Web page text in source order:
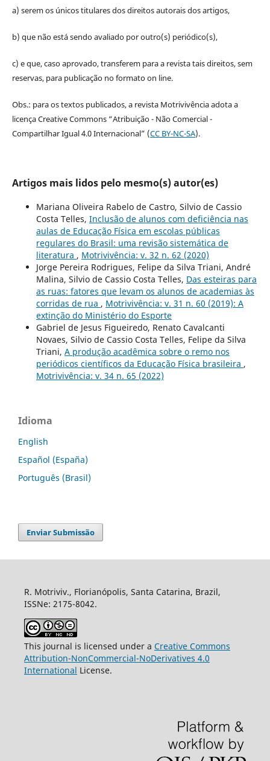
a) serem os únicos titulares dos direitos autorais dos artigos,
b) que não está sendo avaliado por outro(s) periódico(s),
c) e que, caso aprovado, transferem para a revista tais direitos, sem
reservas, para publicação no formato on line.
Obs.: para os textos publicados, a revista Motrivivência adota a
licença Creative Commons “Atribuição - Não Comercial -
Compartilhar Igual 4.0 Internacional” (CC BY-NC-SA).
Artigos mais lidos pelo mesmo(s) autor(es)
Mariana Oliveira Rabelo de Castro, Silvio de Cassio
Costa Telles, Inclusão de alunos com deficiência nas
aulas de Educação Física em escolas públicas
regulares do Brasil: uma revisão sistemática de
literatura , Motrivivência: v. 32 n. 62 (2020)
Jorge Pereira Rodrigues, Felipe da Silva Triani, André
Malina, Silvio de Cassio Costa Telles, Das esteiras para
as ruas: fatores que levam os alunos de academias às
corridas de rua , Motrivivência: v. 31 n. 60 (2019): A
extinção do Ministério do Esporte
Gabriel de Jesus Figueiredo, Renato Cavalcanti
Novaes, Silvio de Cassio Costa Telles, Felipe da Silva
Triani, A produção acadêmica sobre o remo nos
periódicos científicos da Educação Física brasileira ,
Motrivivência: v. 34 n. 65 (2022)
Idioma
English
Español (España)
Português (Brasil)
Enviar Submissão
R. Motriviv., Florianópolis, Santa Catarina, Brazil,
ISSNe: 2175-8042.
This journal is licensed under a Creative Commons
Attribution-NonCommercial-NoDerivatives 4.0
International License.